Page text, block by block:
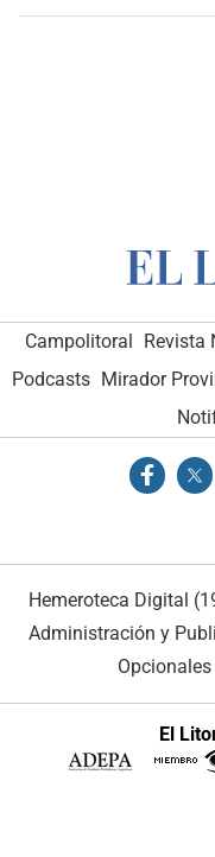
Campolitoral Revista
Podcasts Mirador
Hemeroteca Digital
Administración y
El